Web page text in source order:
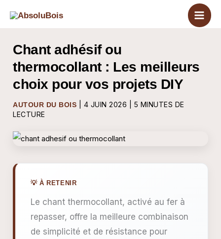
Chant adhésif ou
thermocollant : Les meilleurs
choix pour vos projets DIY
AUTOUR DU BOIS 4 JUIN 2026
5 MINUTES DE
LECTURE
Le chant thermocollant, activé au fer à
repasser, offre la meilleure combinaison
de simplicité et de résistance pour